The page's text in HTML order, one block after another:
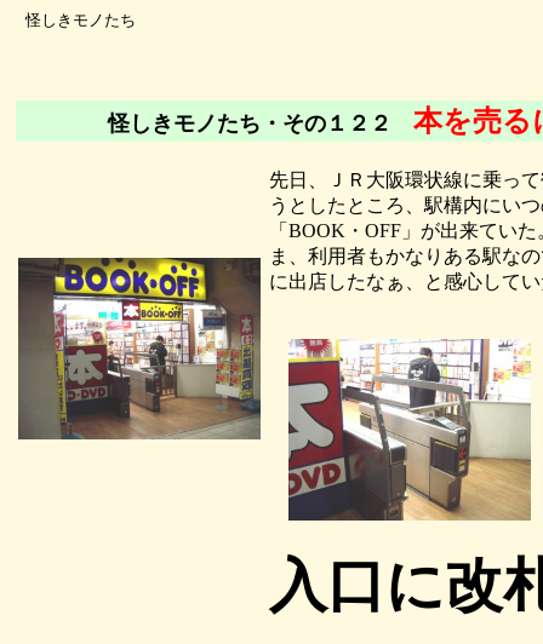
怪しきモノたち
怪しきモノたち・その１２２ 本を売る
先日、ＪＲ大阪環状線に乗っ
うとしたところ、駅構内にい
「BOOK・OFF」が出来ていた
ま、利用者もかなりある駅な
に出店したなぁ、と感心して
入口に改